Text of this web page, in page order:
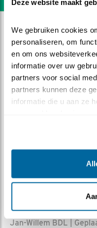
Deze website maakt
We gebruiken cookies
personaliseren, om
en om ons
informatie over uw
partners voor social
partners kunnen deze
informatie die u aan ze
DEEL
Van de
Jan-Willem BDL |